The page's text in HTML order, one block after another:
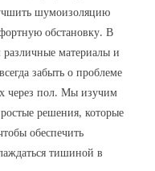
шумоизоляцию
обстановку. В
материалы и
забыть о проблеме
через пол. Мы изучим
решения‚ которые
обеспечить
тишиной в